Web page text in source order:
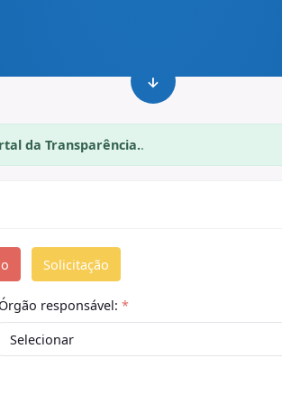
da Transparência..
Solicitação
Órgão responsável: *